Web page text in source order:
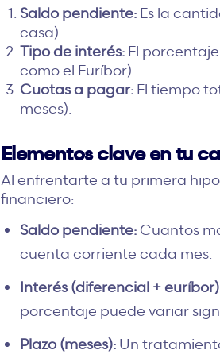
Saldo pendiente: Es la
casa).
Tipo de interés: El
como el Euríbor).
Cuotas a pagar: El tiempo
meses).
Elementos clave en tu
Al enfrentarte a tu primera
financiero:
Saldo pendiente: Cuantos
cuenta corriente cada mes.
Interés (diferencial +euríbor
porcentaje puede variar
Plazo (meses): Un